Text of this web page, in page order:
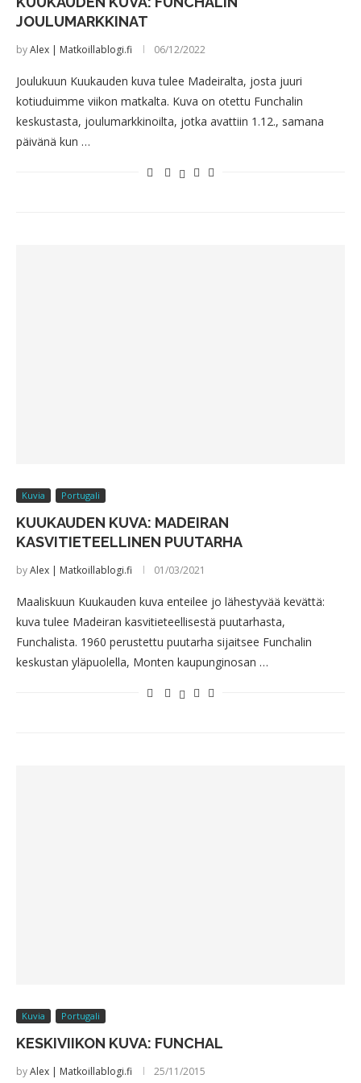
JOULUMARKKINAT
byAlex | Matkoillablogi.fi 06/12/2022
Joulukuun Kuukauden kuva tulee Madeiralta, josta juuri
kotiuduimme viikon matkalta. Kuva on otettu Funchalin
keskustasta, joulumarkkinoilta, jotka avattiin 1.12., samana
päivänä kun …
Kuvia Portugali
KUUKAUDEN KUVA: MADEIRAN
KASVITIETEELLINEN PUUTARHA
byAlex | Matkoillablogi.fi 01/03/2021
Maaliskuun Kuukauden kuva enteilee jo lähestyvää kevättä:
kuva tulee Madeiran kasvitieteellisestä puutarhasta,
Funchalista. 1960 perustettu puutarha sijaitsee Funchalin
keskustan yläpuolella, Monten kaupunginosan …
Kuvia Portugali
KESKIVIIKON KUVA: FUNCHAL
byAlex | Matkoillablogi.fi 25/11/2015